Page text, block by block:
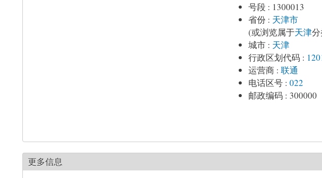
号段 : 1300013
省份 : 天津市
(或浏览属于天津
城市 : 天津
行政区划代码 :
运营商 : 联通
电话区号 : 022
邮政编码 : 300000
更多信息